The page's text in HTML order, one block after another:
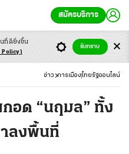
สมัครบริการ
ข่าว การเมือง ไทยรัฐออนไลน์
อด “นฤมล” ทั้ง
ลงพื้นที่
นที่ดียิ่งขึ้น
Policy)
รับทราบ